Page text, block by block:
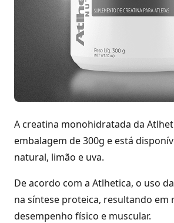
A creatina monohidratada da
embalagem de 300g e está
natural, limão e uva.
De acordo com a Atlhetica, o uso
na síntese proteica, resultando em
desempenho físico e muscular.